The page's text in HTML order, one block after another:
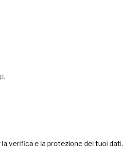
verifica e la protezione dei tuoi dati.